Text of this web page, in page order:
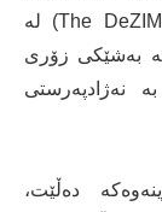
تایبەت بە کۆچبەران لە ئەڵمانیا (The DeZIM Institute) لە
کە بەشێکی زۆری
نەژادپەرستی
دەڵێت،